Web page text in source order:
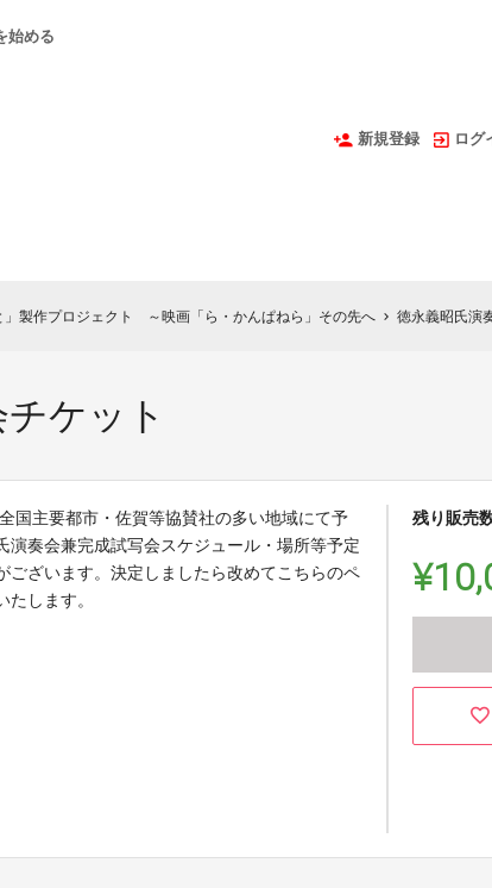
始める
新規登録 ログ
製作プロジェクト ～映画「ら・かんぱねら」その先へ chevron_right 徳永義昭氏演
ケット
国主要都市・佐賀等協賛社の多い地域にて予
演奏会兼完成試写会スケジュール・場所等予定
ございます。決定しましたら改めてこちらのペ
たします。
残り販売